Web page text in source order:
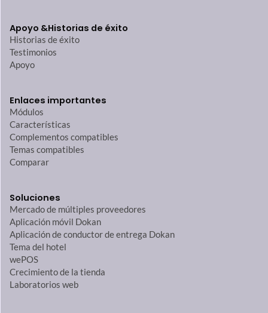
Apoyo &Historias de éxito
Historias de éxito
Testimonios
Apoyo
Enlaces importantes
Módulos
Características
Complementos compatibles
Temas compatibles
Comparar
Soluciones
Mercado de múltiples proveedores
Aplicación móvil Dokan
Aplicación de conductor de entrega Dokan
Tema del hotel
wePOS
Crecimiento de la tienda
Laboratorios web